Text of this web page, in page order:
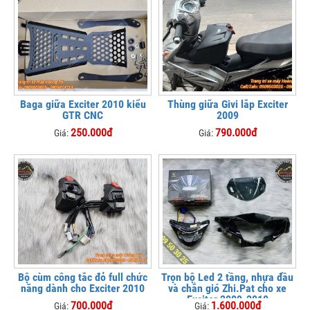
Baga giữa Exciter 2010 kiểu
GTR CNC
Giá:250.000đ
Thùng giữa Givi lắp Exciter
2009
Giá:790.000đ
Bộ cùm công tắc đỏ full chức
năng dành cho Exciter 2010
Giá:700.000đ
Trọn bộ Led 2 tầng, nhựa đầu
và chắn gió Zhi.Pat cho xe
Exciter 2009-2010
Giá: 1.600.000đ